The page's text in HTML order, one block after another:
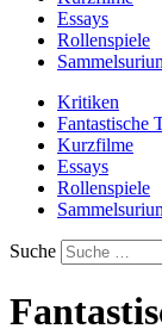
Essays
Rollenspiele
Kritiken
Fantastische
Kurzfilme
Essays
Rollenspiele
Suche